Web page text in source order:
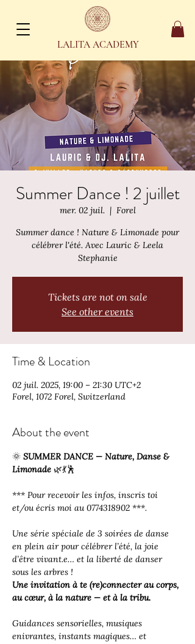
LALITA ACADEMY
Summer Dance ! 2 juillet
mer. 02 juil.
  |
Forel
Summer dance ! Nature & Limonade pour
célébrer l'été. Avec Lauric & Leela
Stephanie
Tickets are not on sale
See other events
Time & Location
02 juil. 2025, 19:00 – 21:30 UTC+2
Forel, 1072 Forel, Switzerland
About the event
🌞 SUMMER DANCE — Nature, Danse &
Limonade 🌿💃🕺
*** Pour recevoir les infos, inscris toi
et/ou écris moi au 0774318902 ***.
Une série spéciale de 3 soirées de danse
en plein air pour célébrer l’été, la joie
d’être vivant.e… et la liberté de danser
sous les arbres !
Une invitation à te (re)connecter au corps,
au cœur, à la nature — et à la tribu.
Guidances sensorielles, musiques
enivrantes, instants magiques… et